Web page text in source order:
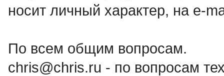
носит личный характер, на e-
По всем общим вопросам.
chris@chris.ru - по вопросам